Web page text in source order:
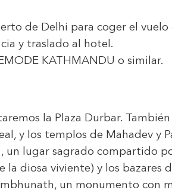
de Delhi para coger el
y traslado al hotel.
KATHMANDU o similar.
la Plaza Durbar.
y los templos de Mahadev y
un lugar sagrado compartido
diosa viviente) y los bazares
un monumento con